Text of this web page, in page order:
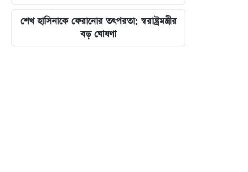
শেখ হাসিনাকে ফেরানোর তৎপরতা: স্বরাষ্ট্রমন্ত্রীর
বড় ঘোষণা